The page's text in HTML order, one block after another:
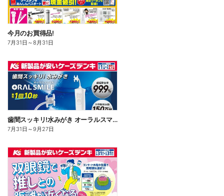
今月のお買得品!
7月31日 ～8月31日
歯間スッキリ!水みがき オーラルスマイル
7月31日 ～9月27日